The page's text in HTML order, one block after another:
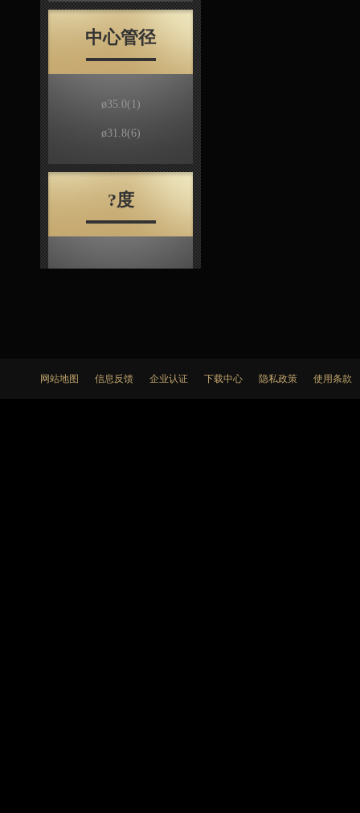
中心管径
ø35.0(1)
ø31.8(6)
?度
网站地图 信息反馈 企业认证 下载中心 隐私政策 使用条款